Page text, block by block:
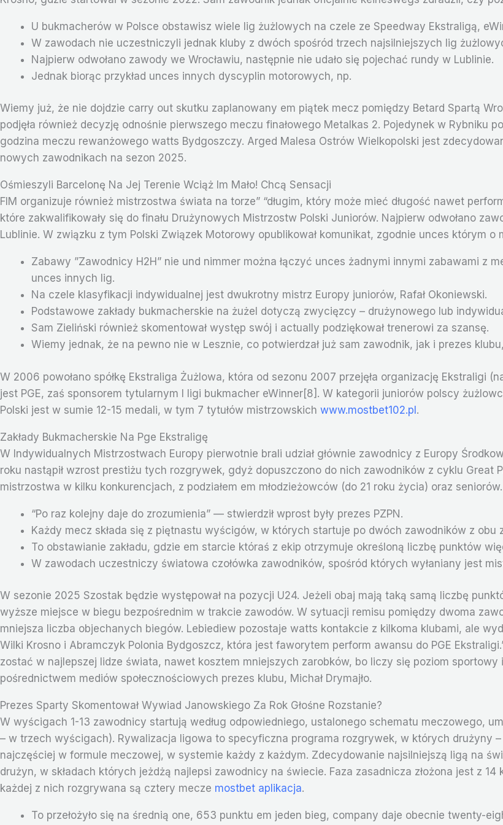
U bukmacherów w Polsce obstawisz wiele lig żużlowych na czele ze Speedway Ekstraligą,
W zawodach nie uczestniczyli jednak kluby z dwóch spośród trzech najsilniejszych lig
Najpierw odwołano zawody we Wrocławiu, następnie nie udało się pojechać rundy w Lublinie.
Jednak biorąc przykład unces innych dyscyplin motorowych, np.
Wiemy już, że nie dojdzie carry out skutku zaplanowany em piątek mecz pomiędzy Betard Spartą
podjęła również decyzję odnośnie pierwszego meczu finałowego Metalkas 2. Pojedynek w Rybniku
godzina meczu rewanżowego watts Bydgoszczy. Arged Malesa Ostrów Wielkopolski jest
nowych zawodnikach na sezon 2025.
Ośmieszyli Barcelonę Na Jej Terenie Wciąż Im Mało! Chcą Sensacji
FIM organizuje również mistrzostwa świata na torze” “długim, który może mieć długość nawet
które zakwalifikowały się do finału Drużynowych Mistrzostw Polski Juniorów. Najpierw odwołano
Lublinie. W związku z tym Polski Związek Motorowy opublikował komunikat, zgodnie unces którym
Zabawy ”Zawodnicy H2H” nie und nimmer można łączyć unces żadnymi innymi zabawami z
unces innych lig.
Na czele klasyfikacji indywidualnej jest dwukrotny mistrz Europy juniorów, Rafał Okoniewski.
Podstawowe zakłady bukmacherskie na żużel dotyczą zwycięzcy – drużynowego lub
Sam Zieliński również skomentował występ swój i actually podziękował trenerowi za szansę.
Wiemy jednak, że na pewno nie w Lesznie, co potwierdzał już sam zawodnik, jak i prezes
W 2006 powołano spółkę Ekstraliga Żużlowa, która od sezonu 2007 przejęła organizację Ekstraligi
jest PGE, zaś sponsorem tytularnym I ligi bukmacher eWinner[8]. W kategorii juniorów polscy
Polski jest w sumie 12-15 medali, w tym 7 tytułów mistrzowskich www.mostbet102.pl.
Zakłady Bukmacherskie Na Pge Ekstraligę
W Indywidualnych Mistrzostwach Europy pierwotnie brali udział głównie zawodnicy z Europy
roku nastąpił wzrost prestiżu tych rozgrywek, gdyż dopuszczono do nich zawodników z cyklu Great
mistrzostwa w kilku konkurencjach, z podziałem em młodzieżowców (do 21 roku życia) oraz seniorów.
“Po raz kolejny daje do zrozumienia” — stwierdził wprost były prezes PZPN.
Każdy mecz składa się z piętnastu wyścigów, w których startuje po dwóch zawodników z obu
To obstawianie zakładu, gdzie em starcie któraś z ekip otrzymuje określoną liczbę punktów
W zawodach uczestniczy światowa czołówka zawodników, spośród których wyłaniany jest
W sezonie 2025 Szostak będzie występował na pozycji U24. Jeżeli obaj mają taką samą liczbę
wyższe miejsce w biegu bezpośrednim w trakcie zawodów. W sytuacji remisu pomiędzy dwoma
mniejsza liczba objechanych biegów. Lebiediew pozostaje watts kontakcie z kilkoma klubami, ale
Wilki Krosno i Abramczyk Polonia Bydgoszcz, która jest faworytem perform awansu do PGE
zostać w najlepszej lidze świata, nawet kosztem mniejszych zarobków, bo liczy się poziom sportowy
pośrednictwem mediów społecznościowych prezes klubu, Michał Drymajło.
Prezes Sparty Skomentował Wywiad Janowskiego Za Rok Głośne Rozstanie?
W wyścigach 1-13 zawodnicy startują według odpowiedniego, ustalonego schematu meczowego,
– w trzech wyścigach). Rywalizacja ligowa to specyficzna programa rozgrywek, w których drużyny
najczęściej w formule meczowej, w systemie każdy z każdym. Zdecydowanie najsilniejszą ligą na
drużyn, w składach których jeżdżą najlepsi zawodnicy na świecie. Faza zasadnicza złożona jest z
każdej z nich rozgrywana są cztery mecze mostbet aplikacja.
To przełożyło się na średnią one, 653 punktu em jeden bieg, company daje obecnie twenty-